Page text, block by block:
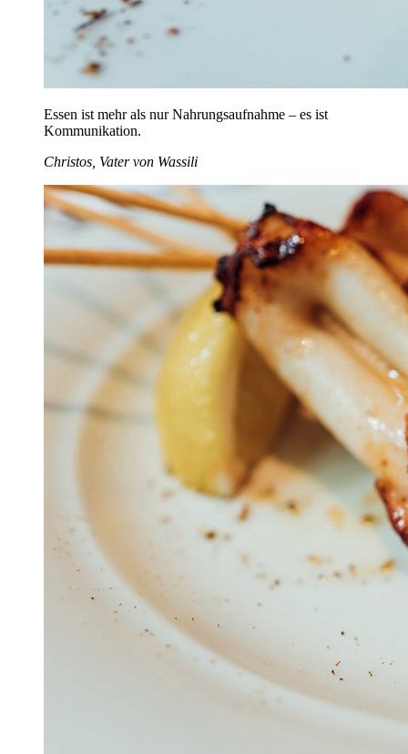
Essen ist mehr als nur Nahrungsaufnahme – es ist
Kommunikation.
Christos, Vater von Wassili